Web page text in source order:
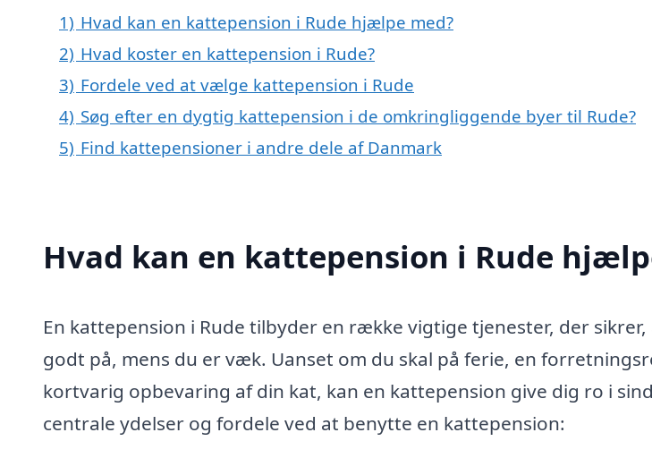
1) Hvad kan en kattepension i Rude hjælpe med?
2) Hvad koster en kattepension i Rude?
3) Fordele ved at vælge kattepension i Rude
4) Søg efter en dygtig kattepension i de omkringliggende byer til Rude?
5) Find kattepensioner i andre dele af Danmark
Hvad kan en kattepension i Rude
En kattepension i Rude tilbyder en række vigtige tjenester, der
godt på, mens du er væk. Uanset om du skal på ferie, en
kortvarig opbevaring af din kat, kan en kattepension give dig ro i
centrale ydelser og fordele ved at benytte en kattepension: